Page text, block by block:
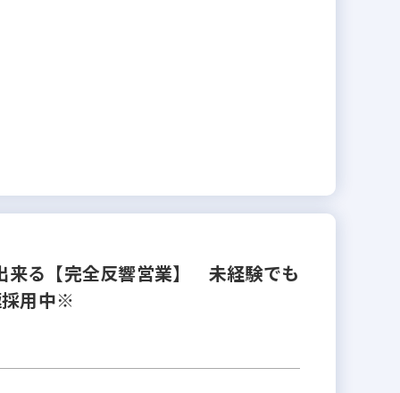
来る【完全反響営業】 未経験でも
用中※